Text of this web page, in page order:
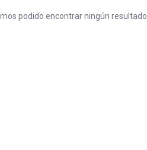
podido encontrar ningún resultado.